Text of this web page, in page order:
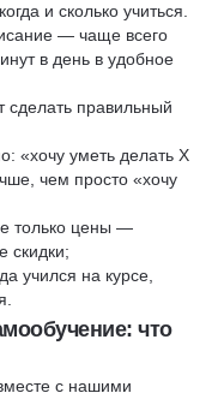
и сколько учиться.
— чаще всего
в день в удобное
сделать правильный
«хочу уметь делать X
чем просто «хочу
только цены —
скидки;
учился на курсе,
что
с нашими